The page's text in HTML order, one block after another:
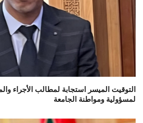
التوقيت الميسر استجابة لمطالب الأجراء
لمسؤولية ومواطنة الجامعة